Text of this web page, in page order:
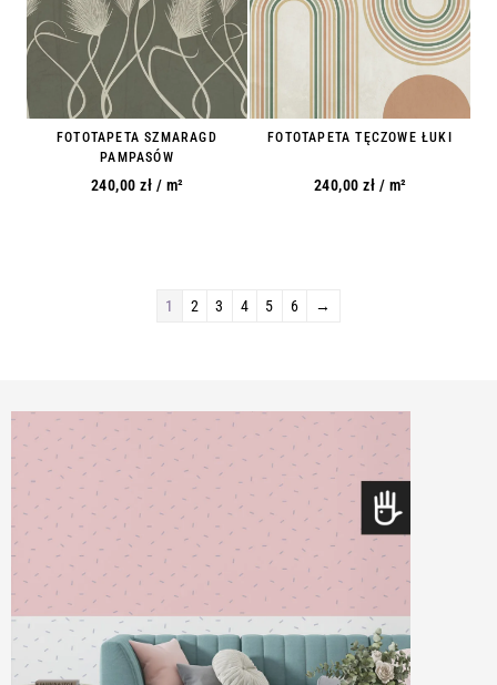
FOTOTAPETA SZMARAGD
PAMPASÓW
240,00 zł / m²
FOTOTAPETA TĘCZOWE ŁUKI
240,00 zł / m²
1 2 3 4 5 6 →